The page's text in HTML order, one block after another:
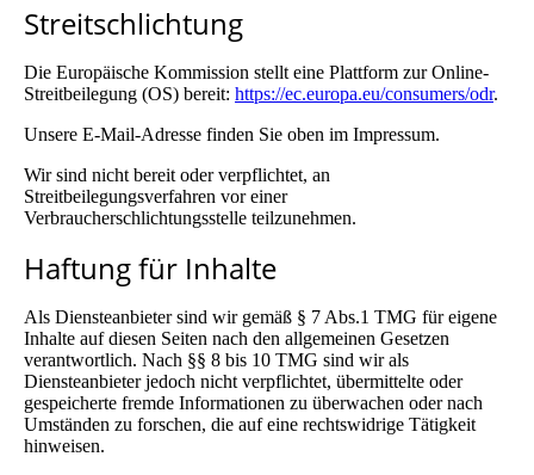
Streitschlichtung
Die Europäische Kommission stellt eine Plattform zur Online-
Streitbeilegung (OS) bereit: https://ec.europa.eu/consumers/odr.
Unsere E-Mail-Adresse finden Sie oben im Impressum.
Wir sind nicht bereit oder verpflichtet, an
Streitbeilegungsverfahren vor einer
Verbraucherschlichtungsstelle teilzunehmen.
Haftung für Inhalte
Als Diensteanbieter sind wir gemäß § 7 Abs.1 TMG für eigene
Inhalte auf diesen Seiten nach den allgemeinen Gesetzen
verantwortlich. Nach §§ 8 bis 10 TMG sind wir als
Diensteanbieter jedoch nicht verpflichtet, übermittelte oder
gespeicherte fremde Informationen zu überwachen oder nach
Umständen zu forschen, die auf eine rechtswidrige Tätigkeit
hinweisen.